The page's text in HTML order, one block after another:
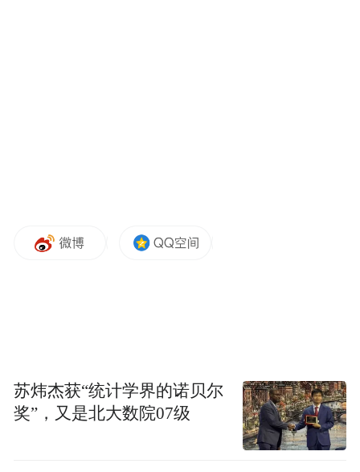
异乡人，而是带着边疆血脉与支青父辈的时
看清来路，方知归处。《边塞沪一代》中，
黄向辉以调侃式的自嘲，书写了童年时对上
海的一系列错位认知，这些人物与片段，既
苏炜杰获“统计学界的诺贝尔
奖”，又是北大数院07级